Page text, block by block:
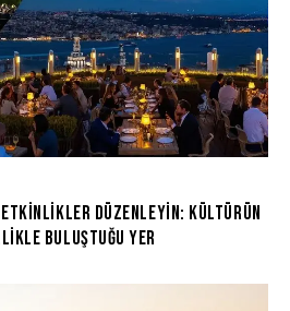
Etkinlikler Düzenleyin: Kültürün
Buluştuğu Yer